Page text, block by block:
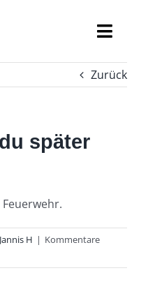
Zurück
später
Jannis H | Kommentare